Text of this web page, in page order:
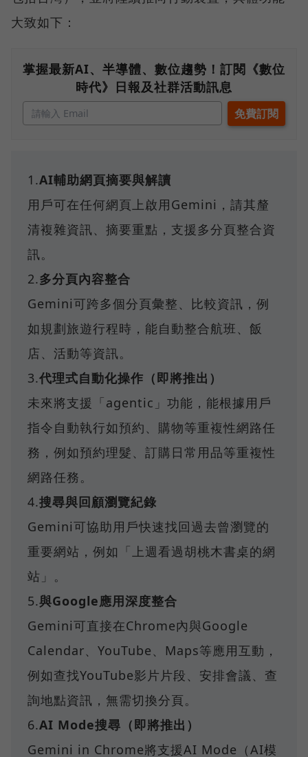
大致如下：
掌握最新AI、半導體、數位趨勢！訂閱《數位
時代》日報及社群活動訊息
1.AI輔助網頁摘要與解讀
用戶可在任何網頁上啟用Gemini，請其釐
清複雜資訊、摘要重點，支援多分頁整合資
訊。
2.多分頁內容整合
Gemini可跨多個分頁彙整、比較資訊，例
如規劃旅遊行程時，能自動整合航班、飯
店、活動等資訊。
3.代理式自動化操作（即將推出）
未來將支援「agentic」功能，能根據用戶
指令自動執行如預約、購物等重複性網路任
務，例如預約理髮、訂購日常用品等重複性
網路任務。
4.搜尋與回顧瀏覽紀錄
Gemini可協助用戶快速找回過去曾瀏覽的
重要網站，例如「上週看過胡桃木書桌的網
站」。
5.與Google應用深度整合
Gemini可直接在Chrome內與Google
Calendar、YouTube、Maps等應用互動，
例如查找YouTube影片片段、安排會議、查
詢地點資訊，無需切換分頁。
6.AI Mode搜尋（即將推出）
Gemini in Chrome將支援AI Mode（AI模